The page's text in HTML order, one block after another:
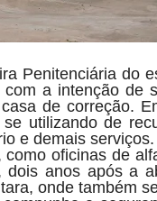
Penitenciária do
a intenção de
de correção.
utilizando de
e demais serviços.
oficinas de
anos após a
onde também